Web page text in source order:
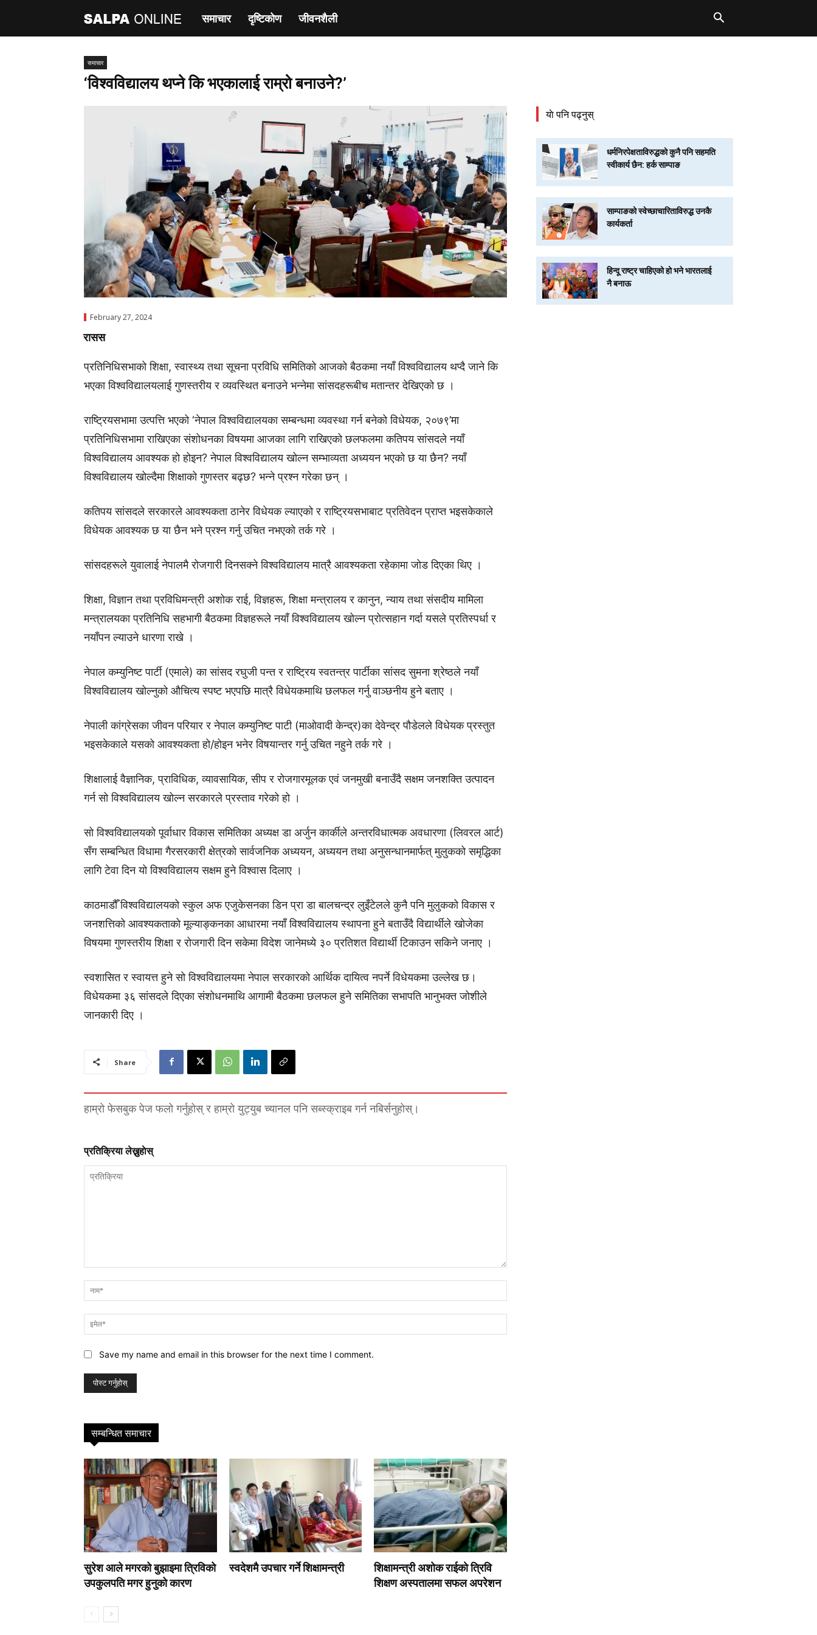
साल्पा
समाचार दृष्टिकाेण जीवनशैली
समाचार
‘विश्वविद्यालय थप्ने कि भएकालाई राम्रो बनाउने?’
February 27, 2024
रासस
प्रतिनिधिसभाको शिक्षा, स्वास्थ्य तथा सूचना प्रविधि समितिको आजको बैठकमा नयाँ विश्वविद्यालय थप्दै जाने कि
भएका विश्वविद्यालयलाई गुणस्तरीय र व्यवस्थित बनाउने भन्नेमा सांसदहरूबीच मतान्तर देखिएको छ ।
राष्ट्रियसभामा उत्पत्ति भएको ‘नेपाल विश्वविद्यालयका सम्बन्धमा व्यवस्था गर्न बनेको विधेयक, २०७९’मा
प्रतिनिधिसभामा राखिएका संशोधनका विषयमा आजका लागि राखिएको छलफलमा कतिपय सांसदले नयाँ
विश्वविद्यालय आवश्यक हो होइन? नेपाल विश्वविद्यालय खोल्न सम्भाव्यता अध्ययन भएको छ या छैन? नयाँ
विश्वविद्यालय खोल्दैमा शिक्षाको गुणस्तर बढ्छ? भन्ने प्रश्न गरेका छन् ।
कतिपय सांसदले सरकारले आवश्यकता ठानेर विधेयक ल्याएको र राष्ट्रियसभाबाट प्रतिवेदन प्राप्त भइसकेकाले
विधेयक आवश्यक छ या छैन भने प्रश्न गर्नु उचित नभएको तर्क गरे ।
सांसदहरूले युवालाई नेपालमै रोजगारी दिनसक्ने विश्वविद्यालय मात्रै आवश्यकता रहेकामा जोड दिएका थिए ।
शिक्षा, विज्ञान तथा प्रविधिमन्त्री अशोक राई, विज्ञहरू, शिक्षा मन्त्रालय र कानुन, न्याय तथा संसदीय मामिला
मन्त्रालयका प्रतिनिधि सहभागी बैठकमा विज्ञहरूले नयाँ विश्वविद्यालय खोल्न प्रोत्सहान गर्दा यसले प्रतिस्पर्धा र
नयाँपन ल्याउने धारणा राखे ।
नेपाल कम्युनिष्ट पार्टी (एमाले) का सांसद रघुजी पन्त र राष्ट्रिय स्वतन्त्र पार्टीका सांसद सुमना श्रेष्ठले नयाँ
विश्वविद्यालय खोल्नुको औचित्य स्पष्ट भएपछि मात्रै विधेयकमाथि छलफल गर्नु वाञ्छनीय हुने बताए ।
नेपाली कांग्रेसका जीवन परियार र नेपाल कम्युनिष्ट पाटी (माओवादी केन्द्र)का देवेन्द्र पौडेलले विधेयक प्रस्तुत
भइसकेकाले यसको आवश्यकता हो/होइन भनेर विषयान्तर गर्नु उचित नहुने तर्क गर‍े ।
शिक्षालाई वैज्ञानिक, प्राविधिक, व्यावसायिक, सीप र रोजगारमूलक एवं जनमुखी बनाउँदै सक्षम जनशक्ति उत्पादन
गर्न सो विश्वविद्यालय खोल्न सरकारले प्रस्ताव गरेको हो ।
सो विश्वविद्यालयको पूर्वाधार विकास समितिका अध्यक्ष डा अर्जुन कार्कीले अन्तरविधात्मक अवधारणा (लिवरल आर्ट)
सँग सम्बन्धित विधामा गैरसरकारी क्षेत्रको सार्वजनिक अध्ययन, अध्ययन तथा अनुसन्धानमार्फत् मुलुकको समृद्धिका
लागि टेवा दिन यो विश्वविद्यालय सक्षम हुने विश्वास दिलाए ।
काठमाडौँ विश्वविद्यालयको स्कुल अफ एजुकेसनका डिन प्रा डा बालचन्द्र लुइँटेलले कुनै पनि मुलुकको विकास र
जनशत्तिको आवश्यकताको मूल्याङ्कनका आधारमा नयाँ विश्वविद्यालय स्थापना हुने बताउँदै विद्यार्थीले खोजेका
विषयमा गुणस्तरीय शिक्षा र रोजगारी दिन सकेमा विदेश जानेमध्ये ३० प्रतिशत विद्यार्थी टिकाउन सकिने जनाए ।
स्वशासित र स्वायत्त हुने सो विश्वविद्यालयमा नेपाल सरकारको आर्थिक दायित्व नपर्ने विधेयकमा उल्लेख छ।
विधेयकमा ३६ सांसदले दिएका संशोधनमाथि आगामी बैठकमा छलफल हुने समितिका सभापति भानुभक्त जोशीले
जानकारी दिए ।
Share
हाम्रो फेसबुक पेज फलो गर्नुहोस् र हाम्रो युट्युब च्यानल पनि सब्स्क्राइब गर्न नबिर्सनुहोस्।
प्रतिक्रिया लेख्नुहाेस्
Save my name and email in this browser for the next time I comment.
सम्बन्धित समाचार
सुरेश आले मगरको बुझाइमा त्रिविको
उपकुलपति मगर हुनुको कारण
स्वदेशमै उपचार गर्ने शिक्षामन्त्री
शिक्षामन्त्री अशोक राईकाे त्रिवि
शिक्षण अस्पतालमा सफल अपरेशन
याे पनि पढ्नुस्
धर्मनिरपेक्षताविरुद्धको कुनै पनि सहमति
स्वीकार्य छैन: हर्क साम्पाङ
साम्पाङको स्वेच्छाचारिताविरुद्ध उनकै
कार्यकर्ता
हिन्दू राष्ट्र चाहिएको हो भने भारतलाई
नै बनाऊ